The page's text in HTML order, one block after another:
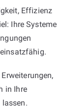
Effizienz
Ihre Systeme
in Ihre
lassen.